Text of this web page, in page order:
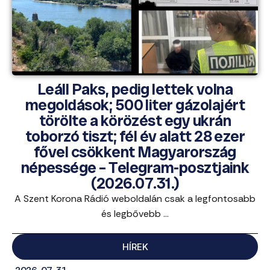
Leáll Paks, pedig lettek volna
megoldások; 500 liter gázolajért
törölte a körözést egy ukrán
toborzó tiszt; fél év alatt 28 ezer
fővel csökkent Magyarország
népessége – Telegram-posztjaink
(2026.07.31.)
A Szent Korona Rádió weboldalán csak a legfontosabb
és legbővebb ...
HÍREK